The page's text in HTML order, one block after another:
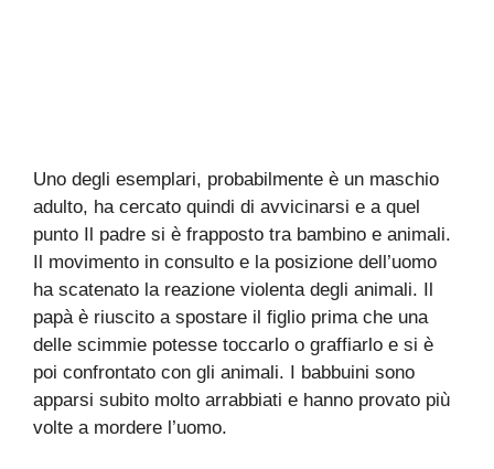
Uno degli esemplari, probabilmente è un maschio
adulto, ha cercato quindi di avvicinarsi e a quel
punto Il padre si è frapposto tra bambino e animali.
Il movimento in consulto e la posizione dell’uomo
ha scatenato la reazione violenta degli animali. Il
papà è riuscito a spostare il figlio prima che una
delle scimmie potesse toccarlo o graffiarlo e si è
poi confrontato con gli animali. I babbuini sono
apparsi subito molto arrabbiati e hanno provato più
volte a mordere l’uomo.